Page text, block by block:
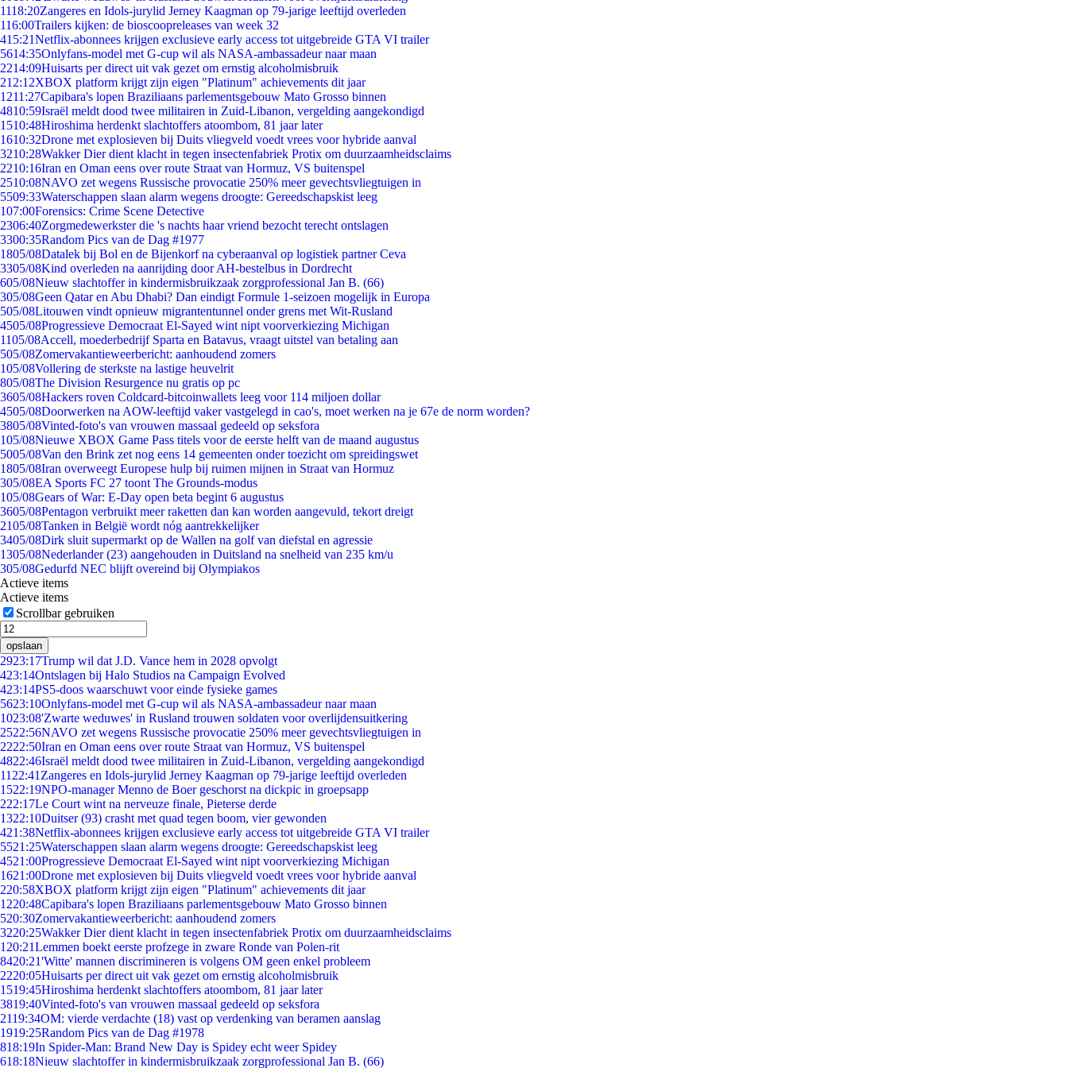
1118:20Zangeres en Idols-jurylid Jerney Kaagman op 79-jarige leeftijd overleden
116:00Trailers kijken: de bioscoopreleases van week 32
415:21Netflix-abonnees krijgen exclusieve early access tot uitgebreide GTA VI trailer
5614:35Onlyfans-model met G-cup wil als NASA-ambassadeur naar maan
2214:09Huisarts per direct uit vak gezet om ernstig alcoholmisbruik
212:12XBOX platform krijgt zijn eigen "Platinum" achievements dit jaar
1211:27Capibara's lopen Braziliaans parlementsgebouw Mato Grosso binnen
4810:59Israël meldt dood twee militairen in Zuid-Libanon, vergelding aangekondigd
1510:48Hiroshima herdenkt slachtoffers atoombom, 81 jaar later
1610:32Drone met explosieven bij Duits vliegveld voedt vrees voor hybride aanval
3210:28Wakker Dier dient klacht in tegen insectenfabriek Protix om duurzaamheidsclaims
2210:16Iran en Oman eens over route Straat van Hormuz, VS buitenspel
2510:08NAVO zet wegens Russische provocatie 250% meer gevechtsvliegtuigen in
5509:33Waterschappen slaan alarm wegens droogte: Gereedschapskist leeg
107:00Forensics: Crime Scene Detective
2306:40Zorgmedewerkster die 's nachts haar vriend bezocht terecht ontslagen
3300:35Random Pics van de Dag #1977
1805/08Datalek bij Bol en de Bijenkorf na cyberaanval op logistiek partner Ceva
3305/08Kind overleden na aanrijding door AH-bestelbus in Dordrecht
605/08Nieuw slachtoffer in kindermisbruikzaak zorgprofessional Jan B. (66)
305/08Geen Qatar en Abu Dhabi? Dan eindigt Formule 1-seizoen mogelijk in Europa
505/08Litouwen vindt opnieuw migrantentunnel onder grens met Wit-Rusland
4505/08Progressieve Democraat El-Sayed wint nipt voorverkiezing Michigan
1105/08Accell, moederbedrijf Sparta en Batavus, vraagt uitstel van betaling aan
505/08Zomervakantieweerbericht: aanhoudend zomers
105/08Vollering de sterkste na lastige heuvelrit
805/08The Division Resurgence nu gratis op pc
3605/08Hackers roven Coldcard-bitcoinwallets leeg voor 114 miljoen dollar
4505/08Doorwerken na AOW-leeftijd vaker vastgelegd in cao's, moet werken na je 67e de norm worden?
3805/08Vinted-foto's van vrouwen massaal gedeeld op seksfora
105/08Nieuwe XBOX Game Pass titels voor de eerste helft van de maand augustus
5005/08Van den Brink zet nog eens 14 gemeenten onder toezicht om spreidingswet
1805/08Iran overweegt Europese hulp bij ruimen mijnen in Straat van Hormuz
305/08EA Sports FC 27 toont The Grounds-modus
105/08Gears of War: E-Day open beta begint 6 augustus
3605/08Pentagon verbruikt meer raketten dan kan worden aangevuld, tekort dreigt
2105/08Tanken in België wordt nóg aantrekkelijker
3405/08Dirk sluit supermarkt op de Wallen na golf van diefstal en agressie
1305/08Nederlander (23) aangehouden in Duitsland na snelheid van 235 km/u
305/08Gedurfd NEC blijft overeind bij Olympiakos
Actieve items
Actieve items
Scrollbar gebruiken
opslaan
2923:17Trump wil dat J.D. Vance hem in 2028 opvolgt
423:14Ontslagen bij Halo Studios na Campaign Evolved
423:14PS5-doos waarschuwt voor einde fysieke games
5623:10Onlyfans-model met G-cup wil als NASA-ambassadeur naar maan
1023:08'Zwarte weduwes' in Rusland trouwen soldaten voor overlijdensuitkering
2522:56NAVO zet wegens Russische provocatie 250% meer gevechtsvliegtuigen in
2222:50Iran en Oman eens over route Straat van Hormuz, VS buitenspel
4822:46Israël meldt dood twee militairen in Zuid-Libanon, vergelding aangekondigd
11 22:41 Zangeres en Idols-jurylid Jerney Kaagman op 79-jarige leeftijd overleden
1522:19NPO-manager Menno de Boer geschorst na dickpic in groepsapp
222:17Le Court wint na nerveuze finale, Pieterse derde
1322:10Duitser (93) crasht met quad tegen boom, vier gewonden
421:38Netflix-abonnees krijgen exclusieve early access tot uitgebreide GTA VI trailer
5521:25Waterschappen slaan alarm wegens droogte: Gereedschapskist leeg
4521:00Progressieve Democraat El-Sayed wint nipt voorverkiezing Michigan
1621:00Drone met explosieven bij Duits vliegveld voedt vrees voor hybride aanval
220:58XBOX platform krijgt zijn eigen "Platinum" achievements dit jaar
1220:48Capibara's lopen Braziliaans parlementsgebouw Mato Grosso binnen
520:30Zomervakantieweerbericht: aanhoudend zomers
3220:25Wakker Dier dient klacht in tegen insectenfabriek Protix om duurzaamheidsclaims
1 20:21Lemmen boekt eerste profzege in zware Ronde van Polen-rit
8420:21'Witte' mannen discrimineren is volgens OM geen enkel probleem
2220:05Huisarts per direct uit vak gezet om ernstig alcoholmisbruik
1519:45Hiroshima herdenkt slachtoffers atoombom, 81 jaar later
3819:40Vinted-foto's van vrouwen massaal gedeeld op seksfora
2119:34OM: vierde verdachte (18) vast op verdenking van beramen aanslag
1919:25Random Pics van de Dag #1978
818:19In Spider-Man: Brand New Day is Spidey echt weer Spidey
618:18Nieuw slachtoffer in kindermisbruikzaak zorgprofessional Jan B. (66)